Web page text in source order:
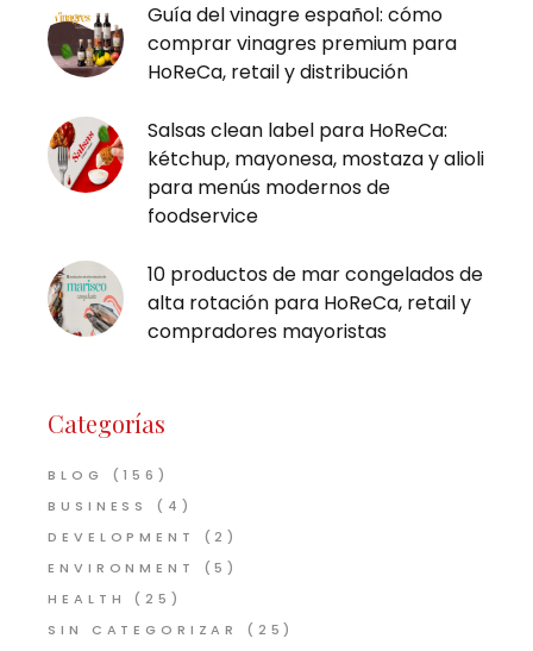
Guía del vinagre español: cómo
comprar vinagres premium para
HoReCa, retail y distribución
Salsas clean label para HoReCa:
kétchup, mayonesa, mostaza y alioli
para menús modernos de
foodservice
10 productos de mar congelados de
alta rotación para HoReCa, retail y
compradores mayoristas
Categorías
BLOG
(156)
BUSINESS
(4)
DEVELOPMENT
(2)
ENVIRONMENT
(5)
HEALTH
(25)
SIN CATEGORIZAR
(25)